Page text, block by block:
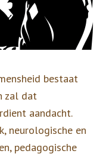
bestaat
zal dat
aandacht.
neurologische en
pedagogische